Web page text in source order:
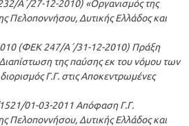
Α΄/27-12-2010) «Οργανισμός της
Πελοποννήσου, Δυτικής Ελλάδος και
(ΦΕΚ 247/Α΄/31-12-2010) Πράξη
της παύσης εκ του νόμου των
Γ.Γ. στις Αποκεντρωμένες
1521/01-03-2011 Απόφαση Γ.Γ.
Πελοποννήσου, Δυτικής Ελλάδος και